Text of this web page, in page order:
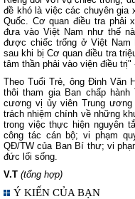
đề khó là việc các chuyên gia
Quốc. Cơ quan điều tra phải
đưa vào Việt Nam như thế
được chiếc trống ở Việt Nam
sau khi bị Cơ quan điều tra
tâm thần phải vào viện điều
Theo Tuổi Trẻ, ông Đinh Văn
thôi tham gia Ban chấp
cương vị ủy viên Trung
trách nhiệm chính về những
trong việc thực hiện nguyên
công tác cán bộ; vi phạm
QĐ/TW của Ban Bí thư; vi
đức lối sống.
V.T (tổng hợp)
Ý KIẾN CỦA BẠN